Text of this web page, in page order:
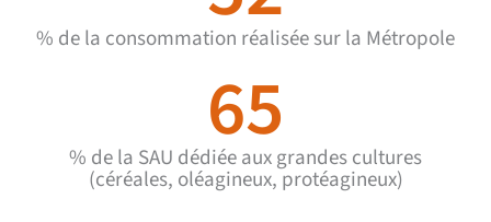
% de la consommation réalisée sur la Métropole
% de la SAU dédiée aux grandes cultures
(céréales, oléagineux, protéagineux)
65